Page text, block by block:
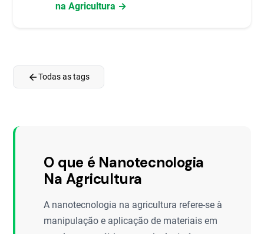
na Agricultura →
arrow_backTodas as tags
O que é Nanotecnologia
Na Agricultura
A nanotecnologia na agricultura refere-se à
manipulação e aplicação de materiais em